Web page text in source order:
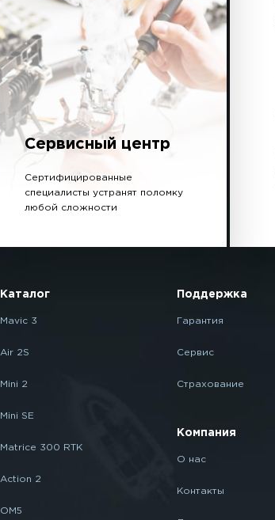
Сервисный центр
Сертифицированные
специалисты устранят поломку
любой сложности
Каталог
Mavic 3
Air 2S
Mini 2
Mini SE
Matrice 300 RTK
Action 2
OM5
Поддержка
Гарантия
Сервис
Страхование
Компания
О нас
Контакты